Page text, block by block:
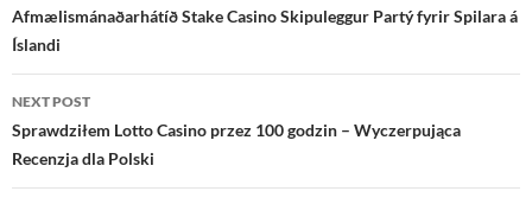
navigation
Afmælismánaðarhátíð Stake Casino Skipuleggur Partý fyrir Spilara á
Íslandi
NEXT POST
Sprawdziłem Lotto Casino przez 100 godzin – Wyczerpująca
Recenzja dla Polski